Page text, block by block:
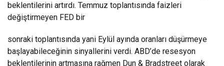
beklentilerini artırdı. Temmuz toplantısında faizleri
değiştirmeyen FED bir
sonraki toplantısında yani Eylül ayında oranları düşürmeye
başlayabileceğinin sinyallerini verdi. ABD’de resesyon
beklentilerinin artmasına rağmen Dun & Bradstreet olarak